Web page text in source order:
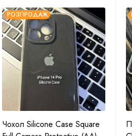
РОЗПРОДАЖ
Чохол Silicone Case Square